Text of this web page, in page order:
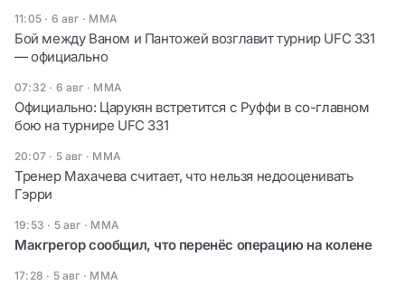
11:05 · 6 авг · ММА
Бой между Ваном и Пантожей возглавит турнир UFC 331
— официально
07:32 · 6 авг · ММА
Официально: Царукян встретится с Руффи в со-главном
бою на турнире UFC 331
20:07 · 5 авг · ММА
Тренер Махачева считает, что нельзя недооценивать
Гэрри
19:53 · 5 авг · ММА
Макгрегор сообщил, что перенёс операцию на колене
17:28 · 5 авг · ММА